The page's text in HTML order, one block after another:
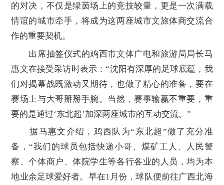
的对决，不仅是绿茵场上的竞技较量，更是一次满载
情谊的城市牵手，将成为这两座城市文旅体商交流合
作的重要契机。
出席抽签仪式的鸡西市文体广电和旅游局局长马
惠文在接受采访时表示：“沈阳有深厚的足球底蕴，我
们对揭幕战既激动又期待，也做了精心的准备，要在
赛场上与大哥掰掰手腕。当然，赛事输赢不重要，重
要的是通过‘东北超’加深两座城市的互动交流。”
据马惠文介绍，鸡西队为“东北超”做了充分准
备，“我们的球员包括快递小哥、煤矿工人、人民警
察、个体商户、体院学生等各行各业的人员，均为本
地业余足球爱好者。早在1月份，球队便前往广西北海